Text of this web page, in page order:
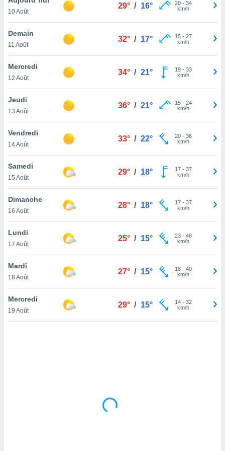
et
»,
au
vous
qu'ils
ou
le
ainsi
un
la
du
en
de
10 Août
29° / 16° 20- 34
km/h
Demain
11 Août
32° / 17° 15- 27
km/h
Mercredi
12 Août
34° / 21° 19- 33
km/h
Jeudi
13 Août
36° / 21° 15- 24
km/h
Vendredi
14 Août
33° / 22° 20- 36
km/h
Samedi
15 Août
29° / 18° 17- 37
km/h
Dimanche
16 Août
28° / 18° 17- 37
km/h
Lundi
17 Août
25° / 15° 23- 48
km/h
Mardi
18 Août
27° / 15° 18- 40
km/h
Mercredi
19 Août
29° / 15° 14- 32
km/h